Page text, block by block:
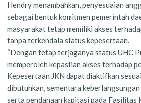
Hendry menambahkan, penyesuaian
sebagai bentuk komitmen pemerintah
masyarakat tetap memiliki akses
tanpa terkendala status kepesertaan.
“Dengan tetap terjaganya status UHC
memperoleh kepastian akses terhadap
Kepesertaan JKN dapat diaktifkan
dibutuhkan, sementara
serta pendanaan kapitasi pada Fasilitas